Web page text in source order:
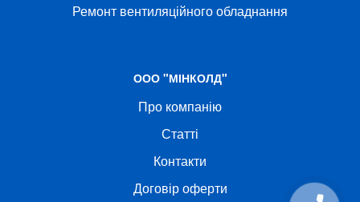
Ремонт вентиляційного обладнання
ООО "МІНКОЛД"
Про компанію
Статті
Контакти
Договір оферти